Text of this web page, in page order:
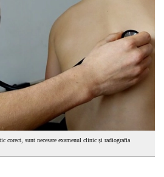
corect, sunt necesare examenul clinic și radiografia